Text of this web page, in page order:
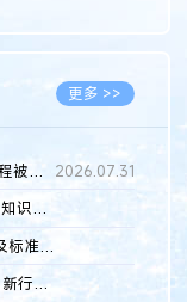
更多 >>
知识产权环球资讯 | 携程被市监总局罚51.79亿；瑞幸泰国商标案上...
2026.07.31
WIPO发布《2026世界知识产权报告》 含报告全文
2026.05.14
全球5G标准必要专利及标准提案研究报告（2026年）全文发布
2026.05.08
以司法之盾守护种业创新行稳致远